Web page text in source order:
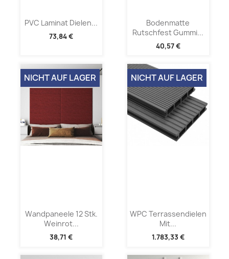
PVC Laminat Dielen...
73,84 €
Bodenmatte
Rutschfest Gummi...
40,57 €
Wandpaneele 12 Stk.
Weinrot...
38,71 €
NICHT AUF LAGER
WPC Terrassendielen
Mit...
1.783,33 €
NICHT AUF LAGER